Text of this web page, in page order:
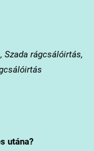
Szada rágcsálóirtás,
utána?